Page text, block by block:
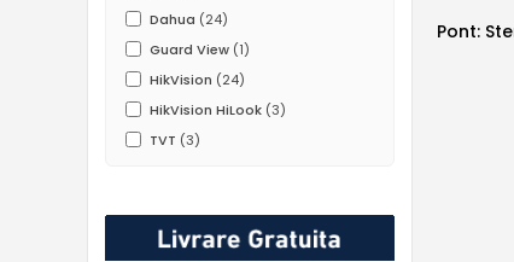
Dahua (24)
Guard View (1)
HikVision (24)
HikVision HiLook (3)
TVT (3)
Pont: